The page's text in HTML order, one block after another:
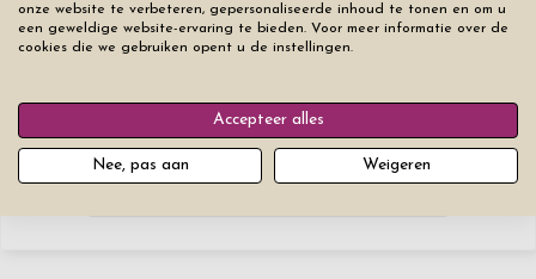
€ 39,90
onze website te verbeteren, gepersonaliseerde inhoud te tonen en om u
een geweldige website-ervaring te bieden. Voor meer informatie over de
cookies die we gebruiken opent u de instellingen.
Accepteer alles
Nee, pas aan Weigeren